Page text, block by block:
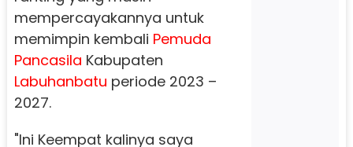
mempercayakannya untuk
memimpin kembali Pemuda
Pancasila Kabupaten
Labuhanbatu periode 2023 –
2027.
"Ini Keempat kalinya saya